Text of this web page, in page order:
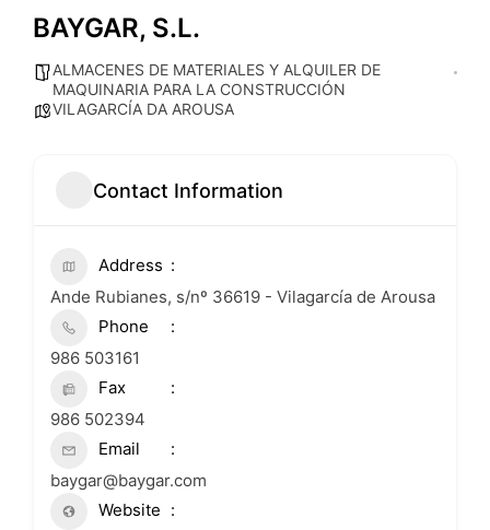
BAYGAR, S.L.
ALMACENES DE MATERIALES Y ALQUILER DE
MAQUINARIA PARA LA CONSTRUCCIÓN
VILAGARCÍA DA AROUSA
Contact Information
Address
Ande Rubianes, s/nº 36619 - Vilagarcía de Arousa
Phone
986 503161
Fax
986 502394
Email
baygar@baygar.com
Website